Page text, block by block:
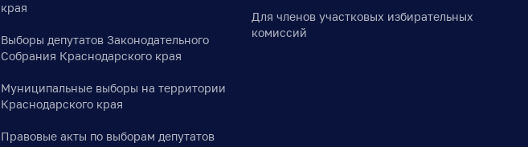
края
Выборы депутатов Законодательного
Собрания Краснодарского края
Муниципальные выборы на территории
Краснодарского края
Правовые акты по выборам депутатов
Для членов участковых избирательных
комиссий